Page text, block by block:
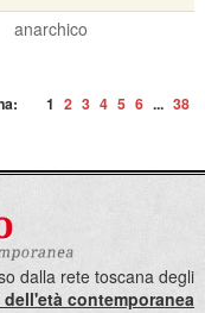
anarchico
1 2 3 4 5 6 ... 38
dalla rete toscana degli
contemporanea